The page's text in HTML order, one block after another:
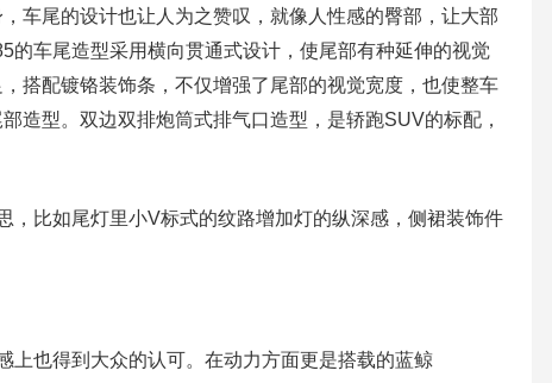
车尾的设计也让人为之赞叹，就像人性感的臀部，让大部
的车尾造型采用横向贯通式设计，使尾部有种延伸的视觉
搭配镀铬装饰条，不仅增强了尾部的视觉宽度，也使整车
造型。双边双排炮筒式排气口造型，是轿跑SUV的标配，
，比如尾灯里小V标式的纹路增加灯的纵深感，侧裙装饰件
上也得到大众的认可。在动力方面更是搭载的蓝鲸